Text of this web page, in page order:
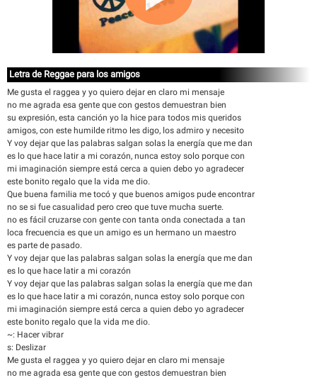
Letra de Reggae para los amigos
Me gusta el raggea y yo quiero dejar en claro mi mensaje
no me agrada esa gente que con gestos demuestran bien
su expresión, esta canción yo la hice para todos mis queridos
amigos, con este humilde ritmo les digo, los admiro y necesito
Y voy dejar que las palabras salgan solas la energía que me dan
es lo que hace latir a mi corazón, nunca estoy solo porque con
mi imaginación siempre está cerca a quien debo yo agradecer
este bonito regalo que la vida me dio.
Que buena familia me tocó y que buenos amigos pude encontrar
no se si fue casualidad pero creo que tuve mucha suerte.
no es fácil cruzarse con gente con tanta onda conectada a tan
loca frecuencia es que un amigo es un hermano un maestro
es parte de pasado.
Y voy dejar que las palabras salgan solas la energía que me dan
es lo que hace latir a mi corazón
Y voy dejar que las palabras salgan solas la energía que me dan
es lo que hace latir a mi corazón, nunca estoy solo porque con
mi imaginación siempre está cerca a quien debo yo agradecer
este bonito regalo que la vida me dio.
~: Hacer vibrar
s: Deslizar
Me gusta el raggea y yo quiero dejar en claro mi mensaje
no me agrada esa gente que con gestos demuestran bien